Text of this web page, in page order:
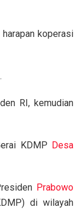
koperasi
RI, kemudian
KDMP Desa
Prabowo
di wilayah